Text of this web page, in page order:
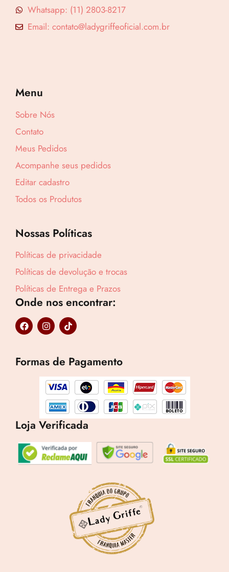
Whatsapp: (11) 2803-8217
Email: contato@ladygriffeoficial.com.br
Menu
Sobre Nós
Contato
Meus Pedidos
Acompanhe seus pedidos
Editar cadastro
Todos os Produtos
Nossas Políticas
Políticas de privacidade
Políticas de devolução e trocas
Políticas de Entrega e Prazos
Onde nos encontrar:
F
a
o
I
n
g
a
m
T
i
o
k
Formas de Pagamento
Loja Verificada